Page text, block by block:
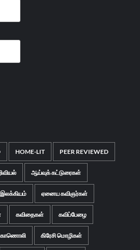
HOME-LIT PEER REVIEWED
ஆய்வுக் கட்டுரைகள்
இலக்கியம் ஏனைய கவிஞர்கள்
கவிதைகள் கவிப்பேழை
காணொலி கிரேசி மொழிகள்